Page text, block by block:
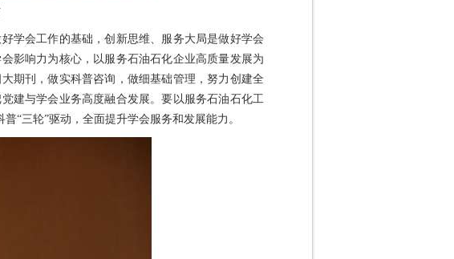
学会工作的基础，创新思维、服务大局是做好学会
影响力为核心，以服务石油石化企业高质量发展为
期刊，做实科普咨询，做细基础管理，努力创建全
建与学会业务高度融合发展。要以服务石油石化工
“三轮”驱动，全面提升学会服务和发展能力。